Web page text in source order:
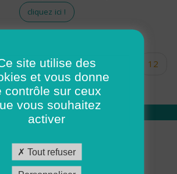
cliquez ici !
précédent … 10
12
15 16 17
Qui sommes nous
Académie ADMR
site utilise des
et vous donne
contrôle sur ceux
vous souhaitez
activer
Tout refuser